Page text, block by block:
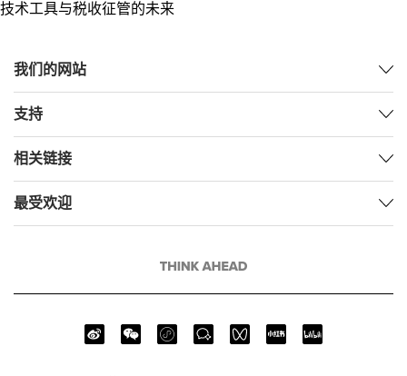
技术工具与税收征管的未来
我们的网站
支持
相关链接
最受欢迎